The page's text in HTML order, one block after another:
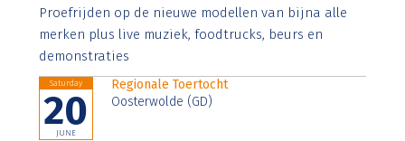
Aenean faucibus nibh et justo cursus id rutrum lorem
imperdiet. Nunc ut sem vitae risus tristique posuere.
Proefrijden op de nieuwe modellen van bijna alle
merken plus live muziek, foodtrucks, beurs en
demonstraties
Saturday
20
JUNE
Regionale Toertocht
Oosterwolde (GD)